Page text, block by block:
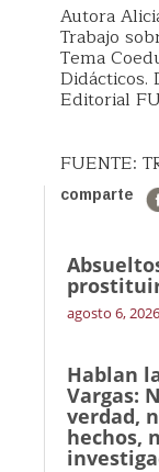
Autora
Trabajo
Tema
Didácticos.
Editorial
FUENTE:
comparte
agosto 6, 2026
Hablan
Vargas:
verdad,
hechos,